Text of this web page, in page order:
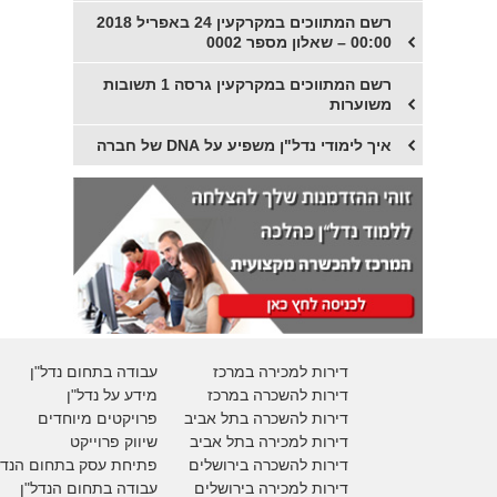
רשם המתווכים במקרקעין 24 באפריל 2018
00:00 – שאלון מספר 0002
רשם המתווכים במקרקעין גרסה 1 תשובות
משוערות
איך לימודי נדל"ן משפיע על DNA של חברה
דירות למכירה במרכז
דירות להשכרה במרכז
דירות להשכרה בתל אביב
דירות למכירה בתל אביב
דירות להשכרה בירושלים
דירות למכירה בירושלים
עבודה בתחום נדל"ן
מידע על נדל"ן
פרויקטים מיוחדים
שיווק פרוייקט
פתיחת עסק בתחום
עבודה בתחום הנדל"ן